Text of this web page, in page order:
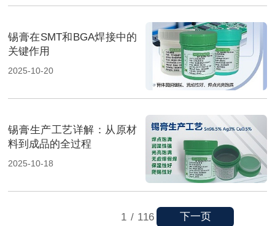
锡膏在SMT和BGA焊接中的
关键作用
2025-10-20
锡膏生产工艺详解：从原材
料到成品的全过程
2025-10-18
1 / 116 下一页